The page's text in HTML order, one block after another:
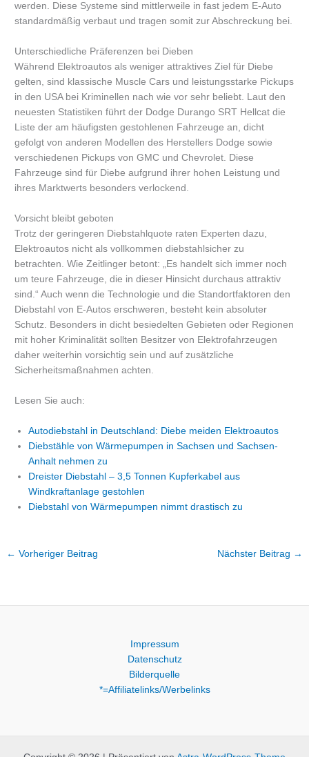
werden. Diese Systeme sind mittlerweile in fast jedem E-Auto
standardmäßig verbaut und tragen somit zur Abschreckung bei.
Unterschiedliche Präferenzen bei Dieben
Während Elektroautos als weniger attraktives Ziel für Diebe
gelten, sind klassische Muscle Cars und leistungsstarke Pickups
in den USA bei Kriminellen nach wie vor sehr beliebt. Laut den
neuesten Statistiken führt der Dodge Durango SRT Hellcat die
Liste der am häufigsten gestohlenen Fahrzeuge an, dicht
gefolgt von anderen Modellen des Herstellers Dodge sowie
verschiedenen Pickups von GMC und Chevrolet. Diese
Fahrzeuge sind für Diebe aufgrund ihrer hohen Leistung und
ihres Marktwerts besonders verlockend.
Vorsicht bleibt geboten
Trotz der geringeren Diebstahlquote raten Experten dazu,
Elektroautos nicht als vollkommen diebstahlsicher zu
betrachten. Wie Zeitlinger betont: „Es handelt sich immer noch
um teure Fahrzeuge, die in dieser Hinsicht durchaus attraktiv
sind.“ Auch wenn die Technologie und die Standortfaktoren den
Diebstahl von E-Autos erschweren, besteht kein absoluter
Schutz. Besonders in dicht besiedelten Gebieten oder Regionen
mit hoher Kriminalität sollten Besitzer von Elektrofahrzeugen
daher weiterhin vorsichtig sein und auf zusätzliche
Sicherheitsmaßnahmen achten.
Lesen Sie auch:
Autodiebstahl in Deutschland: Diebe meiden Elektroautos
Diebstähle von Wärmepumpen in Sachsen und Sachsen-
Anhalt nehmen zu
Dreister Diebstahl – 3,5 Tonnen Kupferkabel aus
Windkraftanlage gestohlen
Diebstahl von Wärmepumpen nimmt drastisch zu
← Vorheriger Beitrag Nächster Beitrag →
Impressum
Datenschutz
Bilderquelle
*=Affiliatelinks/Werbelinks